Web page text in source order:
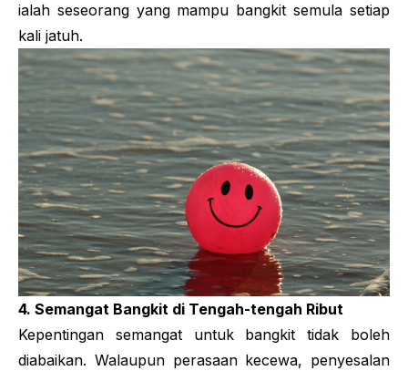
ialah seseorang yang mampu bangkit semula setiap
kali jatuh.
4. Semangat Bangkit di Tengah-tengah Ribut
Kepentingan semangat untuk bangkit tidak boleh
diabaikan. Walaupun perasaan kecewa, penyesalan